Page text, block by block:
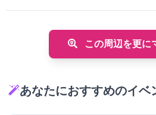
この周辺を更に
あなたにおすすめのイベ